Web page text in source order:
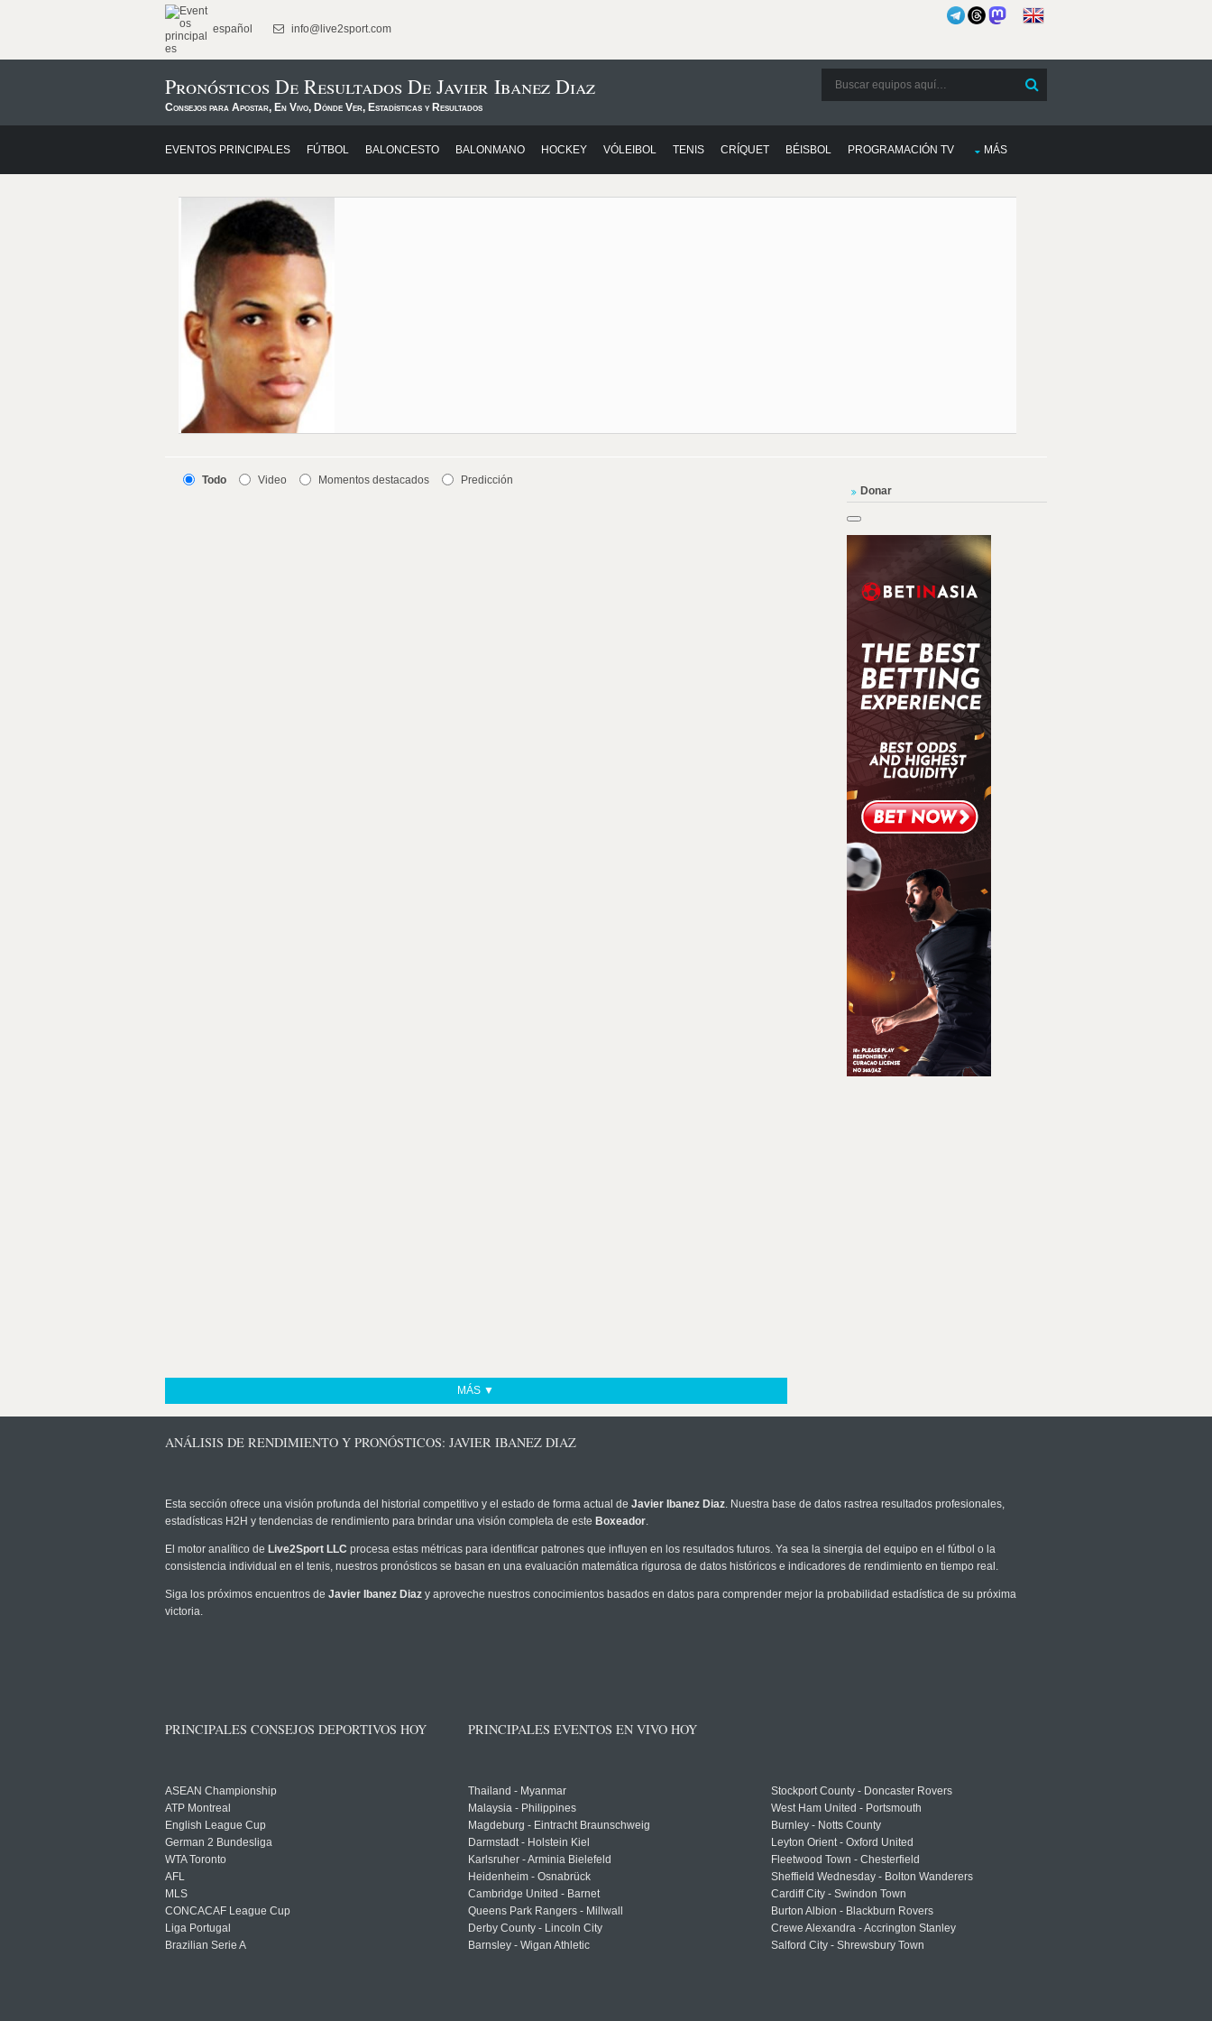
español info@live2sport.com
Pronósticos De Resultados De Javier Ibanez Diaz
Consejos para Apostar, En Vivo, Dónde Ver, Estadísticas y Resultados
EVENTOS PRINCIPALES FÚTBOL BALONCESTO BALONMANO HOCKEY VÓLEIBOL TENIS CRÍQUET BÉISBOL PROGRAMACIÓN TV MÁS
Todo Video Momentos destacados Predicción
MÁS ▼
Donar
ANÁLISIS DE RENDIMIENTO Y PRONÓSTICOS: JAVIER IBANEZ DIAZ
Esta sección ofrece una visión profunda del historial competitivo y el estado de forma actual de Javier Ibanez Diaz. Nuestra base de datos rastrea resultados profesionales,
estadísticas H2H y tendencias de rendimiento para brindar una visión completa de este Boxeador.
El motor analítico de Live2Sport LLC procesa estas métricas para identificar patrones que influyen en los resultados futuros. Ya sea la sinergia del equipo en el fútbol o la
consistencia individual en el tenis, nuestros pronósticos se basan en una evaluación matemática rigurosa de datos históricos e indicadores de rendimiento en tiempo real.
Siga los próximos encuentros de Javier Ibanez Diaz y aproveche nuestros conocimientos basados en datos para comprender mejor la probabilidad estadística de su próxima
victoria.
PRINCIPALES CONSEJOS DEPORTIVOS HOY
ASEAN Championship
ATP Montreal
English League Cup
German 2 Bundesliga
WTA Toronto
AFL
MLS
CONCACAF League Cup
Liga Portugal
Brazilian Serie A
PRINCIPALES EVENTOS EN VIVO HOY
Thailand - Myanmar
Malaysia - Philippines
Magdeburg - Eintracht Braunschweig
Darmstadt - Holstein Kiel
Karlsruher - Arminia Bielefeld
Heidenheim - Osnabrück
Cambridge United - Barnet
Queens Park Rangers - Millwall
Derby County - Lincoln City
Barnsley - Wigan Athletic
Stockport County - Doncaster Rovers
West Ham United - Portsmouth
Burnley - Notts County
Leyton Orient - Oxford United
Fleetwood Town - Chesterfield
Sheffield Wednesday - Bolton Wanderers
Cardiff City - Swindon Town
Burton Albion - Blackburn Rovers
Crewe Alexandra - Accrington Stanley
Salford City - Shrewsbury Town